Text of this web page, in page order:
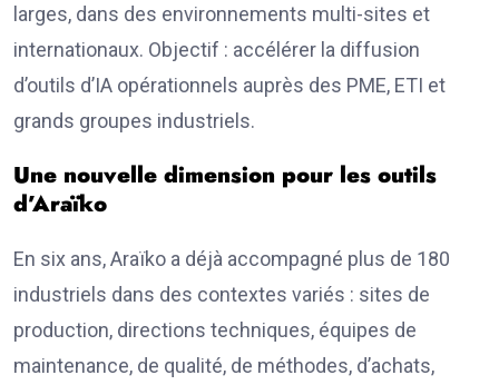
larges, dans des environnements multi-sites et
internationaux. Objectif : accélérer la diffusion
d’outils d’IA opérationnels auprès des PME, ETI et
grands groupes industriels.
Une nouvelle dimension pour les outils
d’Araïko
En six ans, Araïko a déjà accompagné plus de 180
industriels dans des contextes variés : sites de
production, directions techniques, équipes de
maintenance, de qualité, de méthodes, d’achats,